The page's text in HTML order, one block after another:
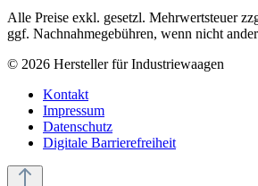
Alle Preise exkl. gesetzl. Mehrwertsteuer
ggf. Nachnahmegebühren, wenn nicht
© 2026 Hersteller für Industriewaagen
Kontakt
Impressum
Datenschutz
Digitale Barrierefreiheit